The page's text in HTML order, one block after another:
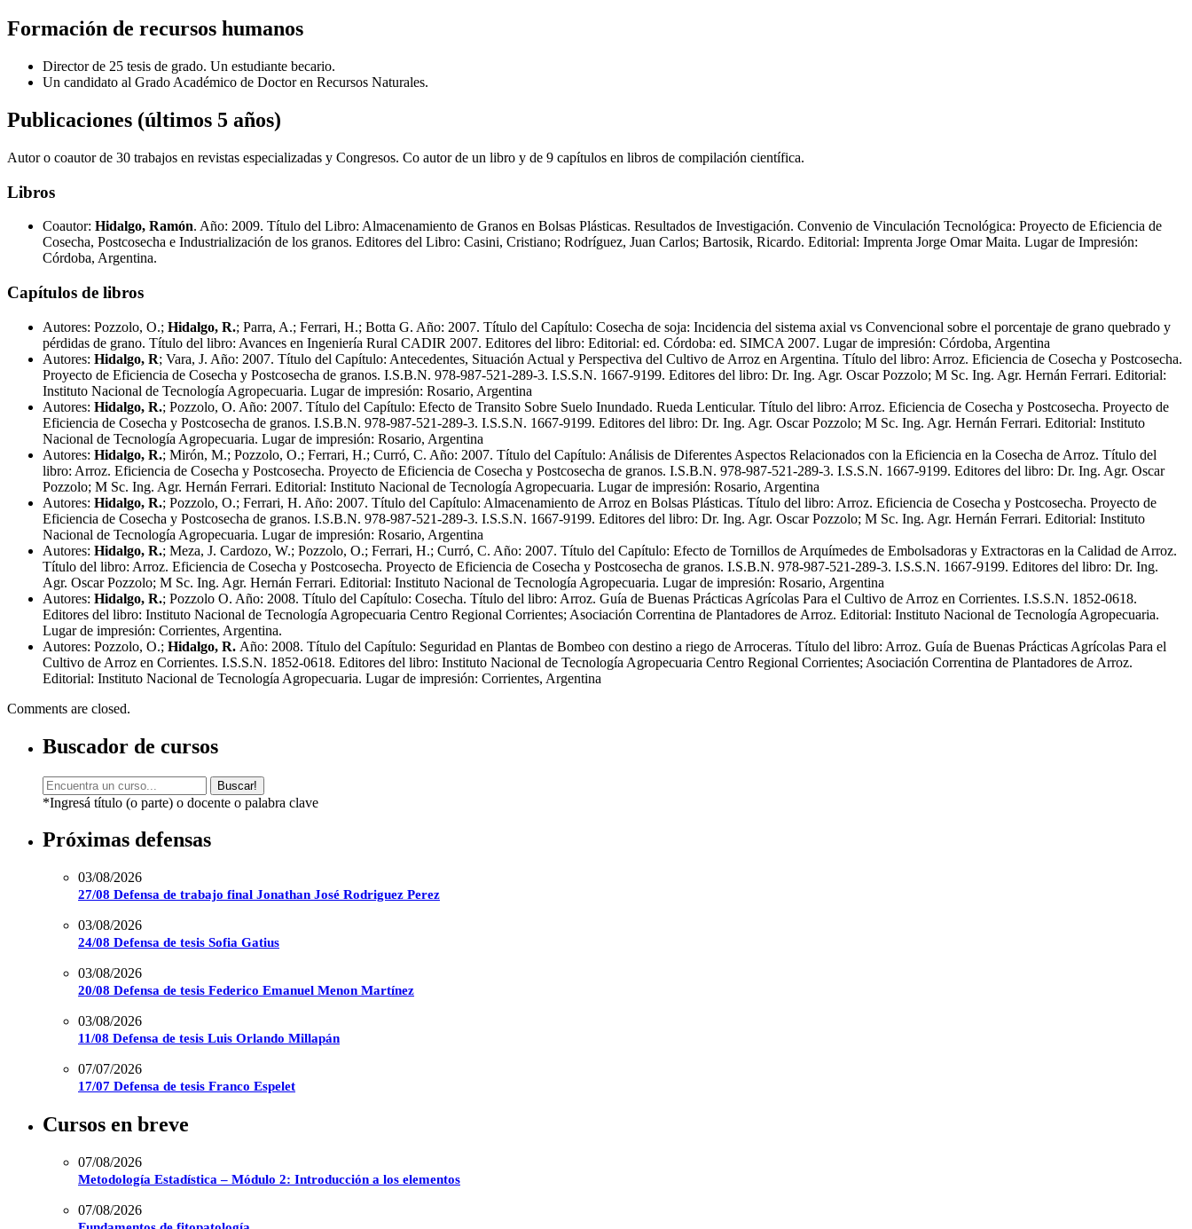
Formación de recursos humanos
Director de 25 tesis de grado. Un estudiante becario.
Un candidato al Grado Académico de Doctor en Recursos Naturales.
Publicaciones (últimos 5 años)
Autor o coautor de 30 trabajos en revistas especializadas y Congresos. Co autor de un libro y de 9 capítulos en libros de compilación científica.
Libros
Coautor: Hidalgo, Ramón. Año: 2009. Título del Libro: Almacenamiento de Granos en Bolsas Plásticas. Resultados de Investigación. Convenio de Vinculación Tecnológica: Proyecto de Eficiencia de
Cosecha, Postcosecha e Industrialización de los granos. Editores del Libro: Casini, Cristiano; Rodríguez, Juan Carlos; Bartosik, Ricardo. Editorial: Imprenta Jorge Omar Maita. Lugar de Impresión:
Córdoba, Argentina.
Capítulos de libros
Autores: Pozzolo, O.; Hidalgo, R.; Parra, A.; Ferrari, H.; Botta G. Año: 2007. Título del Capítulo: Cosecha de soja: Incidencia del sistema axial vs Convencional sobre el porcentaje de grano quebrado y
pérdidas de grano. Título del libro: Avances en Ingeniería Rural CADIR 2007. Editores del libro: Editorial: ed. Córdoba: ed. SIMCA 2007. Lugar de impresión: Córdoba, Argentina
Autores: Hidalgo, R; Vara, J. Año: 2007. Título del Capítulo: Antecedentes, Situación Actual y Perspectiva del Cultivo de Arroz en Argentina. Título del libro: Arroz. Eficiencia de Cosecha y Postcosecha.
Proyecto de Eficiencia de Cosecha y Postcosecha de granos. I.S.B.N. 978-987-521-289-3. I.S.S.N. 1667-9199. Editores del libro: Dr. Ing. Agr. Oscar Pozzolo; M Sc. Ing. Agr. Hernán Ferrari. Editorial:
Instituto Nacional de Tecnología Agropecuaria. Lugar de impresión: Rosario, Argentina
Autores: Hidalgo, R.; Pozzolo, O. Año: 2007. Título del Capítulo: Efecto de Transito Sobre Suelo Inundado. Rueda Lenticular. Título del libro: Arroz. Eficiencia de Cosecha y Postcosecha. Proyecto de
Eficiencia de Cosecha y Postcosecha de granos. I.S.B.N. 978-987-521-289-3. I.S.S.N. 1667-9199. Editores del libro: Dr. Ing. Agr. Oscar Pozzolo; M Sc. Ing. Agr. Hernán Ferrari. Editorial: Instituto
Nacional de Tecnología Agropecuaria. Lugar de impresión: Rosario, Argentina
Autores: Hidalgo, R.; Mirón, M.; Pozzolo, O.; Ferrari, H.; Curró, C. Año: 2007. Título del Capítulo: Análisis de Diferentes Aspectos Relacionados con la Eficiencia en la Cosecha de Arroz. Título del
libro: Arroz. Eficiencia de Cosecha y Postcosecha. Proyecto de Eficiencia de Cosecha y Postcosecha de granos. I.S.B.N. 978-987-521-289-3. I.S.S.N. 1667-9199. Editores del libro: Dr. Ing. Agr. Oscar
Pozzolo; M Sc. Ing. Agr. Hernán Ferrari. Editorial: Instituto Nacional de Tecnología Agropecuaria. Lugar de impresión: Rosario, Argentina
Autores: Hidalgo, R.; Pozzolo, O.; Ferrari, H. Año: 2007. Título del Capítulo: Almacenamiento de Arroz en Bolsas Plásticas. Título del libro: Arroz. Eficiencia de Cosecha y Postcosecha. Proyecto de
Eficiencia de Cosecha y Postcosecha de granos. I.S.B.N. 978-987-521-289-3. I.S.S.N. 1667-9199. Editores del libro: Dr. Ing. Agr. Oscar Pozzolo; M Sc. Ing. Agr. Hernán Ferrari. Editorial: Instituto
Nacional de Tecnología Agropecuaria. Lugar de impresión: Rosario, Argentina
Autores: Hidalgo, R.; Meza, J. Cardozo, W.; Pozzolo, O.; Ferrari, H.; Curró, C. Año: 2007. Título del Capítulo: Efecto de Tornillos de Arquímedes de Embolsadoras y Extractoras en la Calidad de Arroz.
Título del libro: Arroz. Eficiencia de Cosecha y Postcosecha. Proyecto de Eficiencia de Cosecha y Postcosecha de granos. I.S.B.N. 978-987-521-289-3. I.S.S.N. 1667-9199. Editores del libro: Dr. Ing.
Agr. Oscar Pozzolo; M Sc. Ing. Agr. Hernán Ferrari. Editorial: Instituto Nacional de Tecnología Agropecuaria. Lugar de impresión: Rosario, Argentina
Autores: Hidalgo, R.; Pozzolo O. Año: 2008. Título del Capítulo: Cosecha. Título del libro: Arroz. Guía de Buenas Prácticas Agrícolas Para el Cultivo de Arroz en Corrientes. I.S.S.N. 1852-0618.
Editores del libro: Instituto Nacional de Tecnología Agropecuaria Centro Regional Corrientes; Asociación Correntina de Plantadores de Arroz. Editorial: Instituto Nacional de Tecnología Agropecuaria.
Lugar de impresión: Corrientes, Argentina.
Autores: Pozzolo, O.; Hidalgo, R. Año: 2008. Título del Capítulo: Seguridad en Plantas de Bombeo con destino a riego de Arroceras. Título del libro: Arroz. Guía de Buenas Prácticas Agrícolas Para el
Cultivo de Arroz en Corrientes. I.S.S.N. 1852-0618. Editores del libro: Instituto Nacional de Tecnología Agropecuaria Centro Regional Corrientes; Asociación Correntina de Plantadores de Arroz.
Editorial: Instituto Nacional de Tecnología Agropecuaria. Lugar de impresión: Corrientes, Argentina
Comments are closed.
Buscador de cursos
Buscar!
*Ingresá título (o parte) o docente o palabra clave
Próximas defensas
03/08/2026
27/08 Defensa de trabajo final Jonathan José Rodriguez Perez
03/08/2026
24/08 Defensa de tesis Sofia Gatius
03/08/2026
20/08 Defensa de tesis Federico Emanuel Menon Martínez
03/08/2026
11/08 Defensa de tesis Luis Orlando Millapán
07/07/2026
17/07 Defensa de tesis Franco Espelet
Cursos en breve
07/08/2026
Metodología Estadística – Módulo 2: Introducción a los elementos
07/08/2026